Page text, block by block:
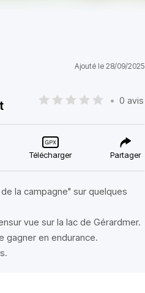
Ajouté le 28/09/2025
• 0 avis
Télécharger Partager
la campagne" sur quelques
vue sur la lac de Gérardmer.
gagner en endurance.